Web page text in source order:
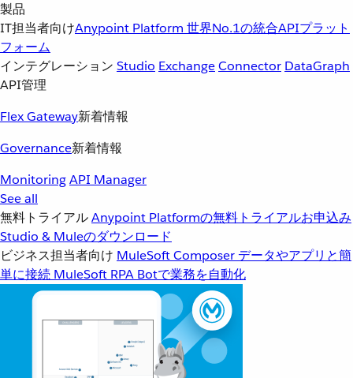
製品
IT担当者向けAnypoint Platform 世界No.1の統合APIプラット
フォーム
インテグレーション Studio ExchangeConnector DataGraph
API管理
Flex Gateway新着情報
Governance新着情報
MonitoringAPI Manager
See all
無料トライアルAnypoint Platformの無料トライアルお申込み
Studio & Muleのダウンロード
ビジネス担当者向け MuleSoft Composer データやアプリと簡
単に接続 MuleSoft RPA Botで業務を自動化